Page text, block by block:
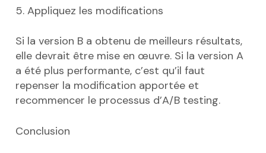
5. Appliquez les modifications
Si la version B a obtenu de meilleurs résultats,
elle devrait être mise en œuvre. Si la version A
a été plus performante, c’est qu’il faut
repenser la modification apportée et
recommencer le processus d’A/B testing.
Conclusion